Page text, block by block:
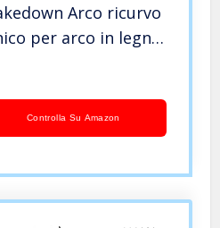
Arco ricurvo
per arco in legno
per adulti Arco
Controlla Su Amazon